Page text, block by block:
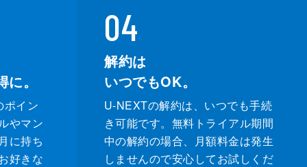
。
ポイン
やマン
に持ち
好きな
04
解約は
いつでもOK。
U-NEXTの解約は、いつでも手続
き可能です。無料トライアル期間
中の解約の場合、月額料金は発生
しませんので安心してお試しくだ